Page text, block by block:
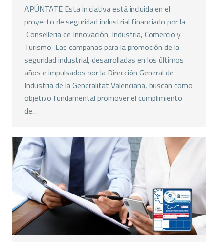
APÚNTATE Esta iniciativa está incluida en el
proyecto de seguridad industrial financiado por la
Conselleria de Innovación, Industria, Comercio y
Turismo Las campañas para la promoción de la
seguridad industrial, desarrolladas en los últimos
años e impulsados por la Dirección General de
Industria de la Generalitat Valenciana, buscan como
objetivo fundamental promover el cumplimiento
de…